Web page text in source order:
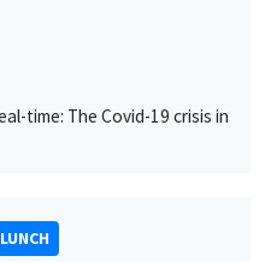
time: The Covid-19 crisis in